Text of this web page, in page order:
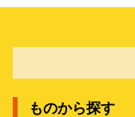
ものから探す